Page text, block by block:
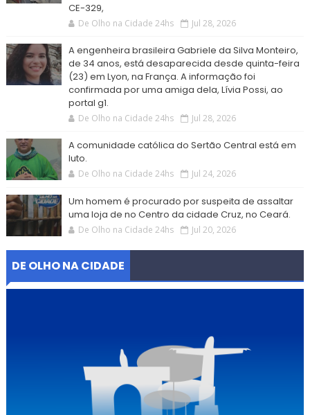
CE-329,
De Olho na Cidade 24hs Jul 28, 2026
A engenheira brasileira Gabriele da Silva Monteiro,
de 34 anos, está desaparecida desde quinta-feira
(23) em Lyon, na França. A informação foi
confirmada por uma amiga dela, Lívia Possi, ao
portal g1.
De Olho na Cidade 24hs Jul 28, 2026
A comunidade católica do Sertão Central está em
luto.
De Olho na Cidade 24hs Jul 24, 2026
Um homem é procurado por suspeita de assaltar
uma loja de no Centro da cidade Cruz, no Ceará.
De Olho na Cidade 24hs Jul 20, 2026
DE OLHO NA CIDADE